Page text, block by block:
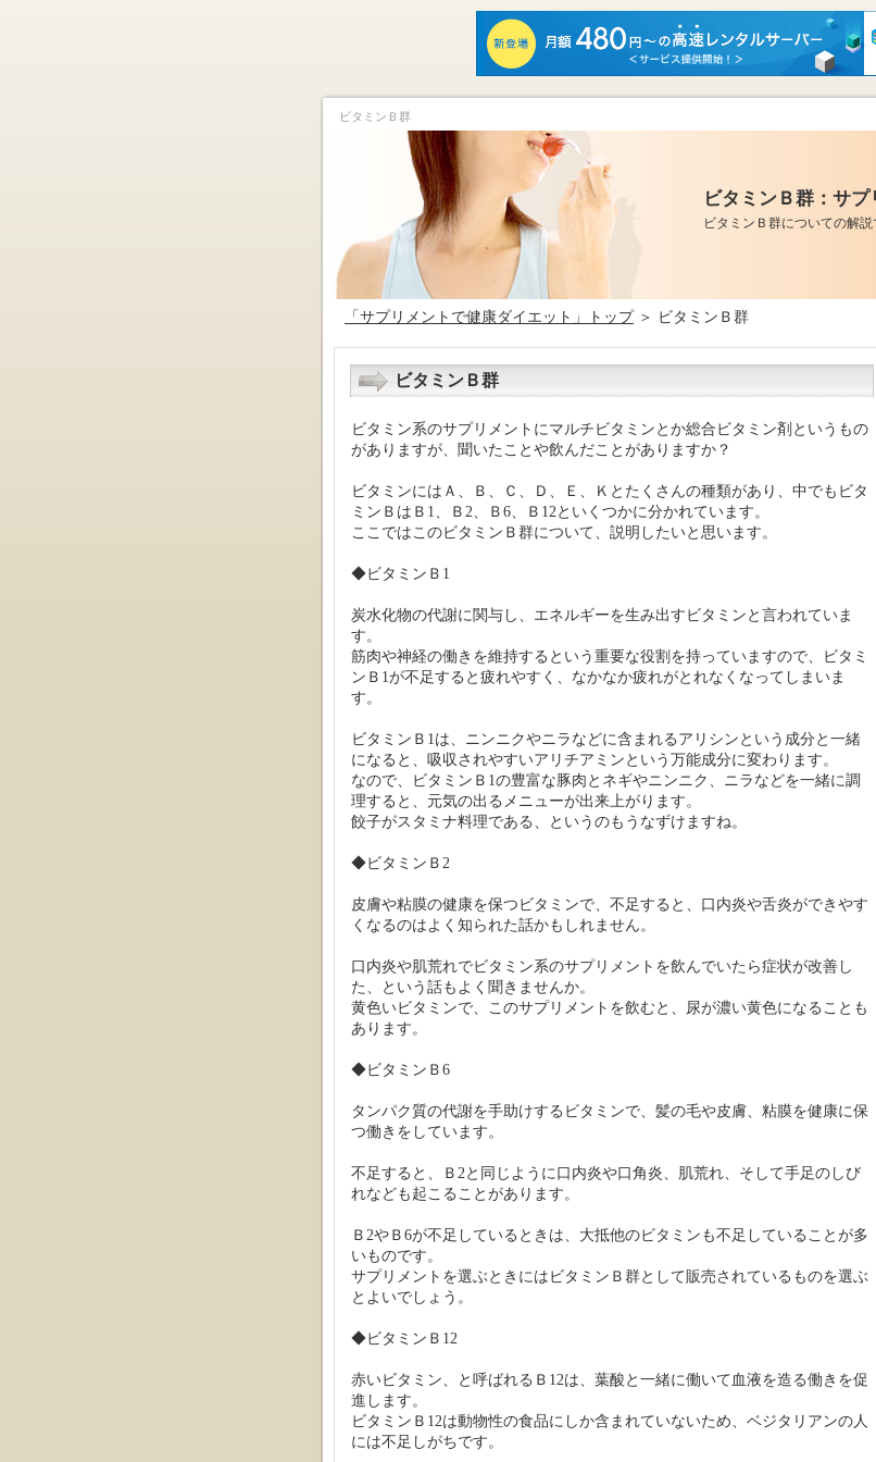
ビタミンＢ群
ビタミンＢ群：サ
ビタミンＢ群についての解説
「サプリメントで健康ダイエット」トップ＞ ビタミンＢ群
ビタミンＢ群
ビタミン系のサプリメントにマルチビタミンとか総合ビタミン剤というもの
がありますが、聞いたことや飲んだことがありますか？
ビタミンにはＡ、Ｂ、Ｃ、Ｄ、Ｅ、Ｋとたくさんの種類があり、中でもビタ
ミンＢはＢ1、Ｂ2、Ｂ6、Ｂ12といくつかに分かれています。
ここではこのビタミンＢ群について、説明したいと思います。
◆ビタミンＢ1
炭水化物の代謝に関与し、エネルギーを生み出すビタミンと言われていま
す。
筋肉や神経の働きを維持するという重要な役割を持っていますので、ビタミ
ンＢ1が不足すると疲れやすく、なかなか疲れがとれなくなってしまいま
す。
ビタミンＢ1は、ニンニクやニラなどに含まれるアリシンという成分と一緒
になると、吸収されやすいアリチアミンという万能成分に変わります。
なので、ビタミンＢ1の豊富な豚肉とネギやニンニク、ニラなどを一緒に調
理すると、元気の出るメニューが出来上がります。
餃子がスタミナ料理である、というのもうなずけますね。
◆ビタミンＢ2
皮膚や粘膜の健康を保つビタミンで、不足すると、口内炎や舌炎ができやす
くなるのはよく知られた話かもしれません。
口内炎や肌荒れでビタミン系のサプリメントを飲んでいたら症状が改善し
た、という話もよく聞きませんか。
黄色いビタミンで、このサプリメントを飲むと、尿が濃い黄色になることも
あります。
◆ビタミンＢ6
タンパク質の代謝を手助けするビタミンで、髪の毛や皮膚、粘膜を健康に保
つ働きをしています。
不足すると、Ｂ2と同じように口内炎や口角炎、肌荒れ、そして手足のしび
れなども起こることがあります。
Ｂ2やＢ6が不足しているときは、大抵他のビタミンも不足していることが多
いものです。
サプリメントを選ぶときにはビタミンＢ群として販売されているものを選ぶ
とよいでしょう。
◆ビタミンＢ12
赤いビタミン、と呼ばれるＢ12は、葉酸と一緒に働いて血液を造る働きを促
進します。
ビタミンＢ12は動物性の食品にしか含まれていないため、ベジタリアンの人
には不足しがちです。